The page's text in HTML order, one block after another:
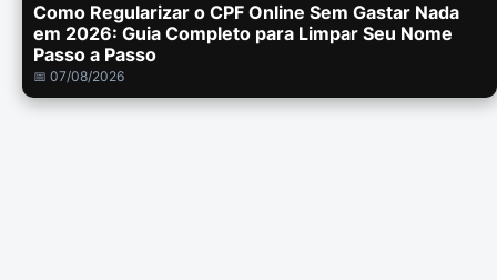
Como Regularizar o CPF Online Sem Gastar Nada
em 2026: Guia Completo para Limpar Seu Nome
Passo a Passo
📅 07/08/2026